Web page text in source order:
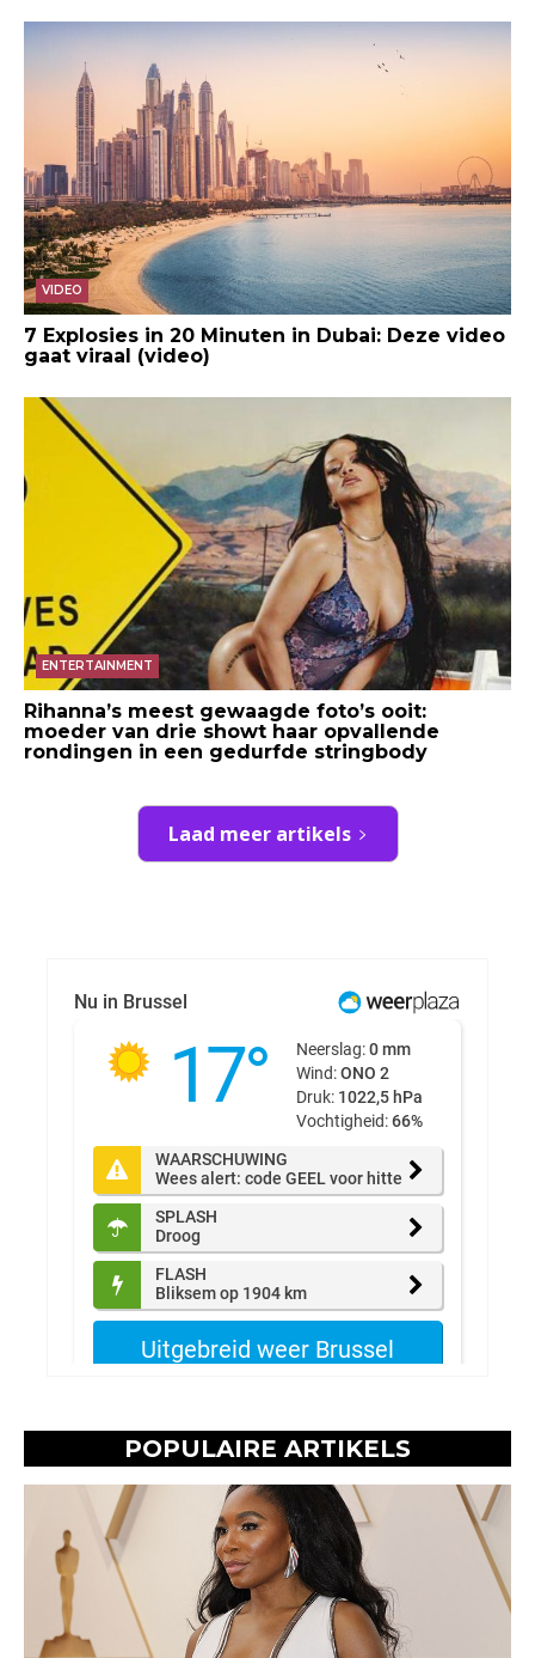
VIDEO
7 Explosies in 20 Minuten in Dubai: Deze video
gaat viraal (video)
ENTERTAINMENT
Rihanna’s meest gewaagde foto’s ooit:
moeder van drie showt haar opvallende
rondingen in een gedurfde stringbody
Laad meer artikels
POPULAIRE ARTIKELS